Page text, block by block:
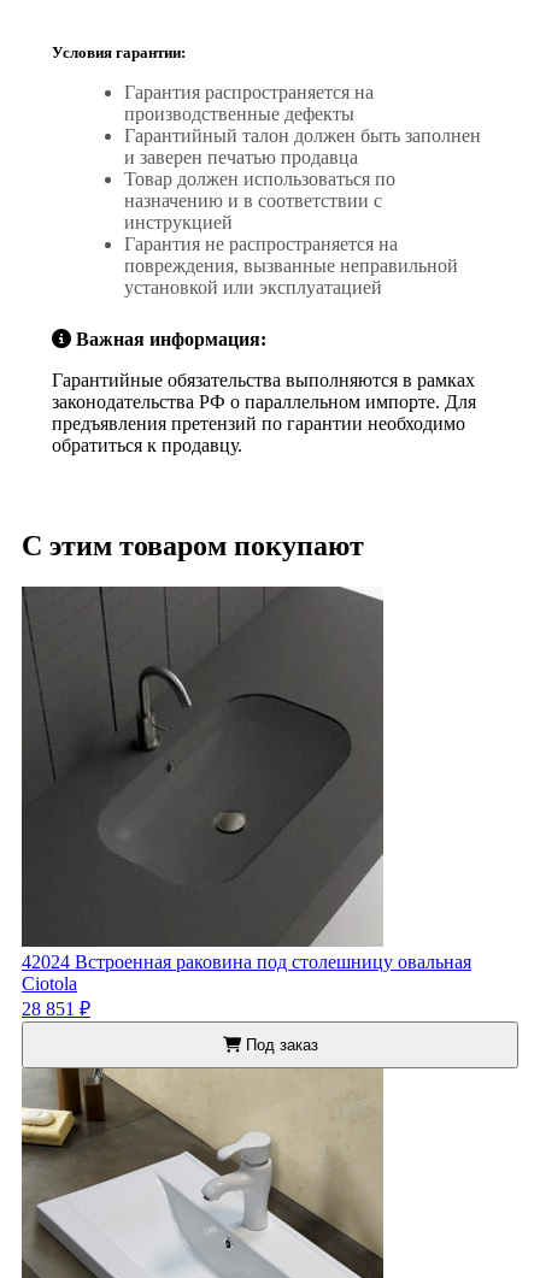
Условия гарантии:
Гарантия распространяется на
производственные дефекты
Гарантийный талон должен быть заполнен
и заверен печатью продавца
Товар должен использоваться по
назначению и в соответствии с
инструкцией
Гарантия не распространяется на
повреждения, вызванные неправильной
установкой или эксплуатацией
Важная информация:
Гарантийные обязательства выполняются в рамках
законодательства РФ о параллельном импорте. Для
предъявления претензий по гарантии необходимо
обратиться к продавцу.
С этим товаром покупают
42024 Встроенная раковина под столешницу овальная
Ciotola
28 851 ₽
Под заказ